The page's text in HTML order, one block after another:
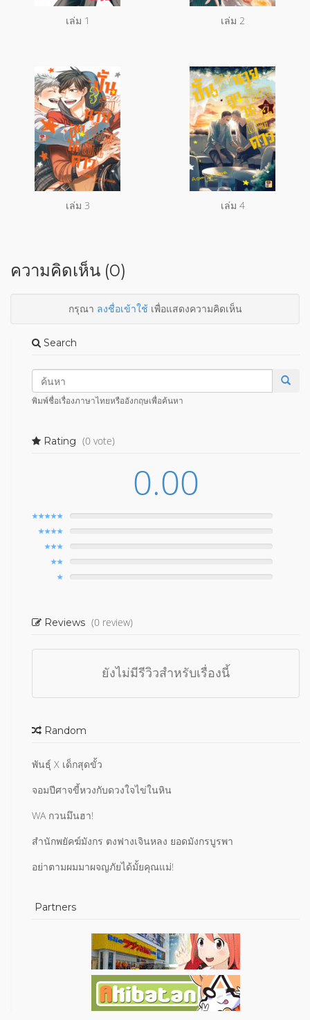
เล่ม 1 เล่ม 2
เล่ม 3 เล่ม 4
ความคิดเห็น (0)
กรุณา ลงชื่อเข้าใช้เพื่อแสดงความคิดเห็น
Search
พิมพ์ชื่อเรื่องภาษาไทยหรืออังกฤษเพื่อค้นหา
Rating (0 vote)
0.00
Reviews (0 review)
ยังไม่มีรีวิวสำหรับเรื่องนี้
Random
พันธุ์ X เด็กสุดขั้ว
จอมปีศาจขี้หวงกับดวงใจไข่ในหิน
WA กวนมึนฮา!
สำนักพยัคฆ์มังกร ตงฟางเจินหลง ยอดมังกรบูรพา
อย่าตามผมมาผจญภัยได้มั้ยคุณแม่!
Partners